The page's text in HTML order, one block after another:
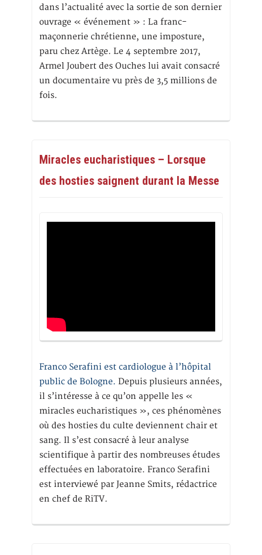
dans l’actualité avec la sortie de son dernier
ouvrage « événement » : La franc-
maçonnerie chrétienne, une imposture,
paru chez Artège. Le 4 septembre 2017,
Armel Joubert des Ouches lui avait consacré
un documentaire vu près de 3,5 millions de
fois.
Miracles eucharistiques – Lorsque
des hosties saignent durant la Messe
Franco Serafini est cardiologue à l’hôpital
public de Bologne. Depuis plusieurs années,
il s’intéresse à ce qu’on appelle les «
miracles eucharistiques », ces phénomènes
où des hosties du culte deviennent chair et
sang. Il s’est consacré à leur analyse
scientifique à partir des nombreuses études
effectuées en laboratoire. Franco Serafini
est interviewé par Jeanne Smits, rédactrice
en chef de RiTV.